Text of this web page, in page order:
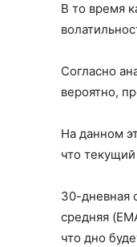
В то время
Согласно
вероятно,
На данном
что текущий
30-дневная
средняя
что дно